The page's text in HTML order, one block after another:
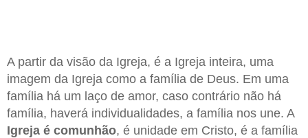
A partir da visão da Igreja, é a Igreja inteira, uma
imagem da Igreja como a família de Deus. Em uma
família há um laço de amor, caso contrário não há
família, haverá individualidades, a família nos une. A
Igreja é comunhão, é unidade em Cristo, é a família